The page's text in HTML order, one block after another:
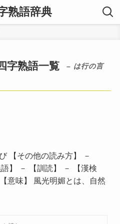
熟語辞典
字熟語一覧
– は行の言
【その他の読み方】 －
】 － 【訓読】 － 【漢検
意味】 風光明媚とは、自然